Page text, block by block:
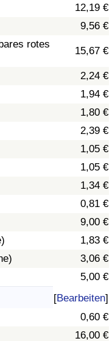
12,19 €
9,56 €
rotes
15,67 €
2,24 €
1,94 €
1,80 €
2,39 €
1,05 €
1,05 €
1,34 €
0,81 €
9,00 €
1,83 €
3,06 €
5,00 €
[Bearbeiten]
0,60 €
16,00 €
Land
Land